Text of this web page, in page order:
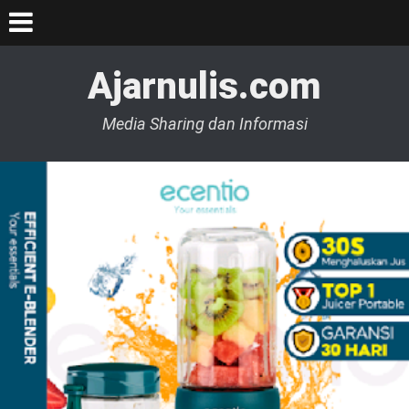
Ajarnulis.com
Media Sharing dan Informasi